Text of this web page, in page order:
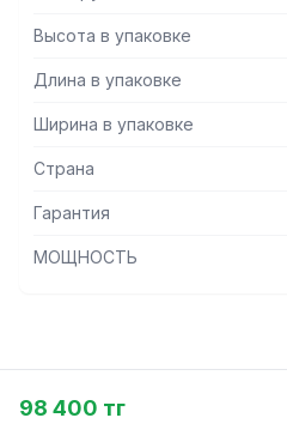
Высота в упаковке
Длина в упаковке
Ширина в упаковке
Страна
Гарантия
МОЩНОСТЬ
98 400 тг